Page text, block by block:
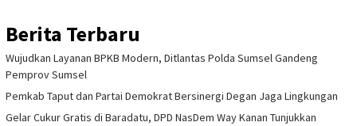
Berita Terbaru
Wujudkan Layanan BPKB Modern, Ditlantas Polda Sumsel Gandeng
Pemprov Sumsel
Pemkab Taput dan Partai Demokrat Bersinergi Degan Jaga Lingkungan
Gelar Cukur Gratis di Baradatu, DPD NasDem Way Kanan Tunjukkan